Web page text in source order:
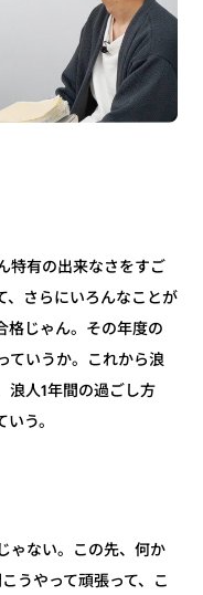
特有の出来なさをすご
、さらにいろんなことが
格じゃん。その年度の
ていうか。これから浪
浪人1年間の過ごし方
う。
ゃない。この先、何か
うやって頑張って、こ